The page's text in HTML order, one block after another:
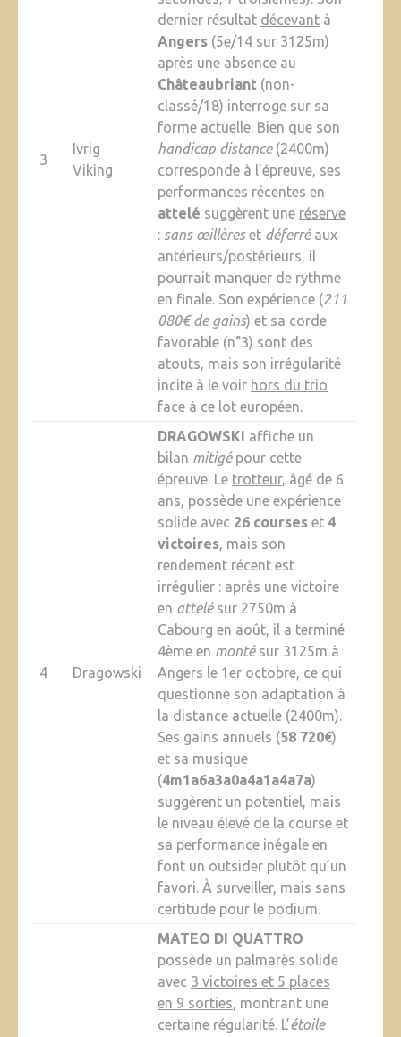
3
Ivrig
Viking
dernier résultat décevantà
Angers(5e/14 sur 3125m)
après une absence au
Châteaubriant (non-
classé/18) interroge sur sa
forme actuelle. Bien que son
handicap distance(2400m)
corresponde à l’épreuve, ses
performances récentes en
attelé suggèrent une réserve
: sans œillèreset déferréaux
antérieurs/postérieurs, il
pourrait manquer de rythme
en finale. Son expérience (211
080€ de gains) et sa corde
favorable (n°3) sont des
atouts, mais son irrégularité
incite à le voir hors du trio
face à ce lot européen.
4 Dragowski
DRAGOWSKI affiche un
bilan mitigépour cette
épreuve. Le trotteur, âgé de 6
ans, possède une expérience
solide avec 26 courseset 4
victoires, mais son
rendement récent est
irrégulier : après une victoire
en attelésur 2750m à
Cabourg en août, il a terminé
4ème en montésur 3125m à
Angers le 1er octobre, ce qui
questionne son adaptation à
la distance actuelle (2400m).
Ses gains annuels (58 720€)
et sa musique
(4m1a6a3a0a4a1a4a7a)
suggèrent un potentiel, mais
le niveau élevé de la course et
sa performance inégale en
font un outsider plutôt qu’un
favori. À surveiller, mais sans
certitude pour le podium.
MATEO DI QUATTRO
possède un palmarès solide
avec 3 victoires et 5 places
en 9 sorties, montrant une
certaine régularité. L’étoile